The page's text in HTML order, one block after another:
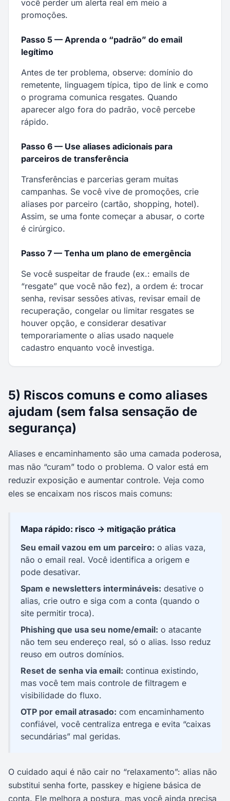
você perder um alerta real em meio a
promoções.
Passo 5 — Aprenda o “padrão” do email
legítimo
Antes de ter problema, observe: domínio do
remetente, linguagem típica, tipo de link e como
o programa comunica resgates. Quando
aparecer algo fora do padrão, você percebe
rápido.
Passo 6 — Use aliases adicionais para
parceiros de transferência
Transferências e parcerias geram muitas
campanhas. Se você vive de promoções, crie
aliases por parceiro (cartão, shopping, hotel).
Assim, se uma fonte começar a abusar, o corte
é cirúrgico.
Passo 7 — Tenha um plano de emergência
Se você suspeitar de fraude (ex.: emails de
“resgate” que você não fez), a ordem é: trocar
senha, revisar sessões ativas, revisar email de
recuperação, congelar ou limitar resgates se
houver opção, e considerar desativar
temporariamente o alias usado naquele
cadastro enquanto você investiga.
5) Riscos comuns e como aliases
ajudam (sem falsa sensação de
segurança)
Aliases e encaminhamento são uma camada poderosa,
mas não “curam” todo o problema. O valor está em
reduzir exposição e aumentar controle. Veja como
eles se encaixam nos riscos mais comuns:
Mapa rápido: risco → mitigação prática
Seu email vazou em um parceiro: o alias vaza,
não o email real. Você identifica a origem e
pode desativar.
Spam e newsletters intermináveis: desative o
alias, crie outro e siga com a conta (quando o
site permitir troca).
Phishing que usa seu nome/email: o atacante
não tem seu endereço real, só o alias. Isso reduz
reuso em outros domínios.
Reset de senha via email: continua existindo,
mas você tem mais controle de filtragem e
visibilidade do fluxo.
OTP por email atrasado: com encaminhamento
confiável, você centraliza entrega e evita “caixas
secundárias” mal geridas.
O cuidado aqui é não cair no “relaxamento”: alias não
substitui senha forte, passkey e higiene básica de
conta. Ele melhora a postura, mas você ainda precisa